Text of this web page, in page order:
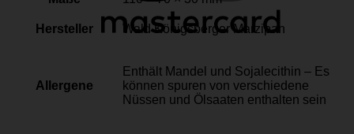
Hersteller Wald Königsberger Marzipan
Allergene
Enthält Mandel und Sojalecithin – Es
können spuren von verschiedene
Nüssen und Ölsaaten enthalten sein